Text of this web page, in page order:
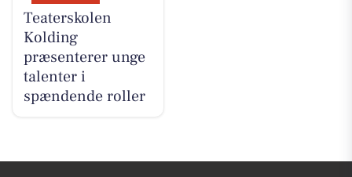
Teaterskolen
Kolding
præsenterer unge
talenter i
spændende roller